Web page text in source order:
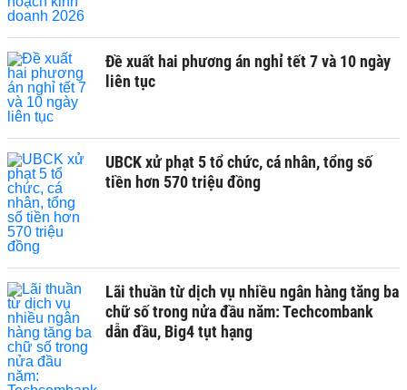
Đề xuất hai phương án nghỉ tết 7 và 10 ngày
liên tục
UBCK xử phạt 5 tổ chức, cá nhân, tổng số
tiền hơn 570 triệu đồng
Lãi thuần từ dịch vụ nhiều ngân hàng tăng ba
chữ số trong nửa đầu năm: Techcombank
dẫn đầu, Big4 tụt hạng